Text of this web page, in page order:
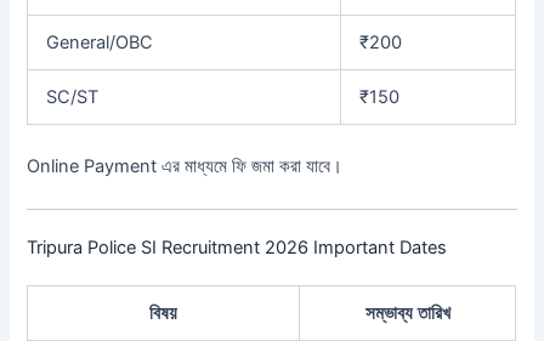
General/OBC ₹200
SC/ST ₹150
Online Payment এর মাধ্যমে ফি জমা করা যাবে।
Tripura Police SI Recruitment 2026 Important Dates
বিষয় সম্ভাব্য তারিখ